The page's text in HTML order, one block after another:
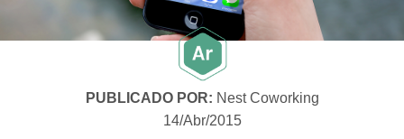
PUBLICADO POR: Nest Coworking
14/Abr/2015